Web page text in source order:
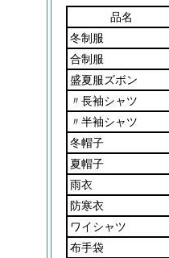
品名
冬制服
合制服
盛夏服ズボン
〃長袖シャツ
〃半袖シャツ
冬帽子
夏帽子
雨衣
防寒衣
ワイシャツ
布手袋